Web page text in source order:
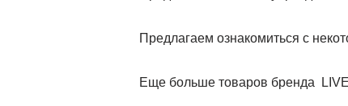
Предлагаем ознакомиться с
Еще больше товаров бренда